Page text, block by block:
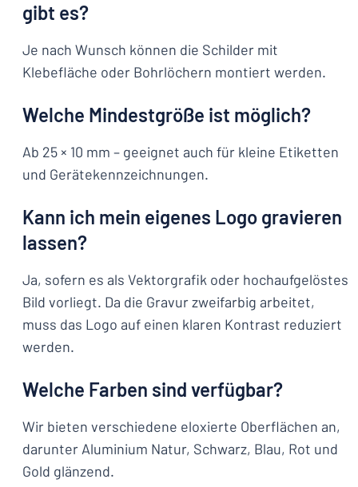
gibt es?
Je nach Wunsch können die Schilder mit
Klebefläche oder Bohrlöchern montiert werden.
Welche Mindestgröße ist möglich?
Ab 25 × 10 mm – geeignet auch für kleine Etiketten
und Gerätekennzeichnungen.
Kann ich mein eigenes Logo gravieren
lassen?
Ja, sofern es als Vektorgrafik oder hochaufgelöstes
Bild vorliegt. Da die Gravur zweifarbig arbeitet,
muss das Logo auf einen klaren Kontrast reduziert
werden.
Welche Farben sind verfügbar?
Wir bieten verschiedene eloxierte Oberflächen an,
darunter Aluminium Natur, Schwarz, Blau, Rot und
Gold glänzend.